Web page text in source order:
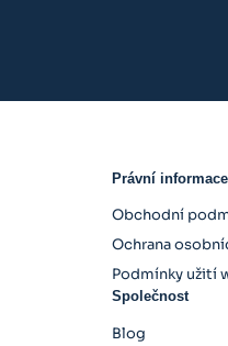
Právní informace
Obchodní
Ochrana
Podmínky užití
Společnost
Blog